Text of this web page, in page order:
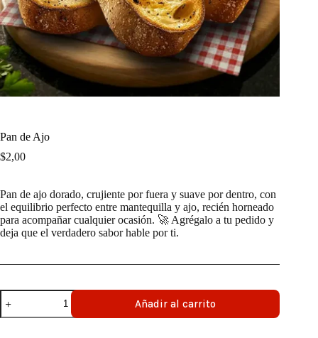
Pan de Ajo
$2,00
Pan de ajo dorado, crujiente por fuera y suave por dentro, con
el equilibrio perfecto entre mantequilla y ajo, recién horneado
para acompañar cualquier ocasión. 🚀 Agrégalo a tu pedido y
deja que el verdadero sabor hable por ti.
Pan
de
Ajo
Añadir al carrito